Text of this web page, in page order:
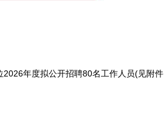
年度拟公开招聘80名工作人员(见附件